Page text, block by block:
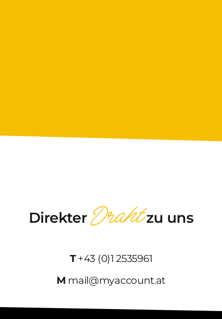
DirekterDrahtzu uns
T +43 (0)1 2535961
M mail@myaccount.at